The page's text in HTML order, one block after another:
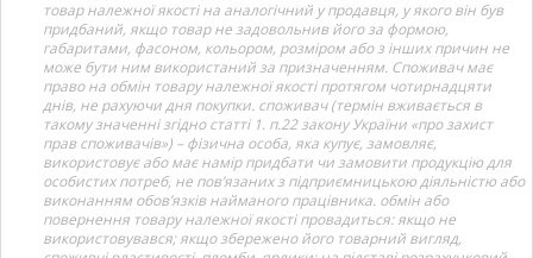
товар належної якості на аналогічний у продавця, у якого він був
придбаний, якщо товар не задовольнив його за формою,
габаритами, фасоном, кольором, розміром або з інших причин не
може бути ним використаний за призначенням. Споживач має
право на обмін товару належної якості протягом чотирнадцяти
днів, не рахуючи дня покупки. споживач (термін вживається в
такому значенні згідно статті 1. п.22 закону України «про захист
прав споживачів») – фізична особа, яка купує, замовляє,
використовує або має намір придбати чи замовити продукцію для
особистих потреб, не пов’язаних з підприємницькою діяльністю або
виконанням обов’язків найманого працівника. обмін або
повернення товару належної якості провадиться: якщо не
використовувався; якщо збережено його товарний вигляд,